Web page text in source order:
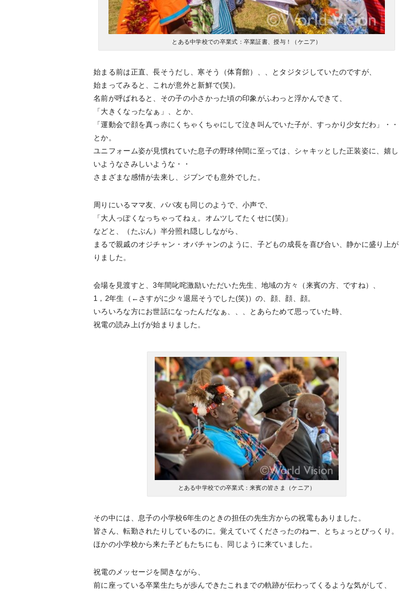
とある中学校での卒業式：卒業証書、授与！（ケニア）
始まる前は正直、長そうだし、寒そう（体育館）、、とタジタジしていたのですが、
始まってみると、これが意外と新鮮で(笑)。
名前が呼ばれると、その子の小さかった頃の印象がふわっと浮かんできて、
「大きくなったなぁ」、とか、
「運動会で顔を真っ赤にくちゃくちゃにして泣き叫んでいた子が、すっかり少女だわ」・・
とか。
ユニフォーム姿が見慣れていた息子の野球仲間に至っては、シャキッとした正装姿に、嬉し
いようなさみしいような・・
さまざまな感情が去来し、ジブンでも意外でした。
周りにいるママ友、パパ友も同じのようで、小声で、
「大人っぽくなっちゃってねぇ。オムツしてたくせに(笑)」
などと、（たぶん）半分照れ隠ししながら、
まるで親戚のオジチャン・オバチャンのように、子どもの成長を喜び合い、静かに盛り上が
りました。
会場を見渡すと、3年間叱咤激励いただいた先生、地域の方々（来賓の方、ですね）、
1，2年生（←さすがに少々退屈そうでした(笑)）の、顔、顔、顔。
いろいろな方にお世話になったんだなぁ、、、とあらためて思っていた時、
祝電の読み上げが始まりました。
とある中学校での卒業式：来賓の皆さま（ケニア）
その中には、息子の小学校6年生のときの担任の先生方からの祝電もありました。
皆さん、転勤されたりしているのに。覚えていてくださったのねー、とちょっとびっくり。
ほかの小学校から来た子どもたちにも、同じように来ていました。
祝電のメッセージを聞きながら、
前に座っている卒業生たちが歩んできたこれまでの軌跡が伝わってくるような気がして、